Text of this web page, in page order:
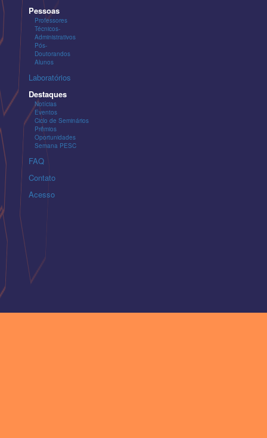
Pessoas
Professores
Técnicos-
Administrativos
Pós-
Doutorandos
Alunos
Laboratórios
Destaques
Notícias
Eventos
Ciclo de Seminários
Prêmios
Oportunidades
Semana PESC
FAQ
Contato
Acesso